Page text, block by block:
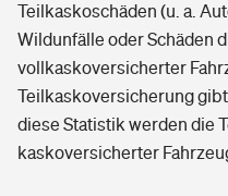
Teilkaskoschäden (u. a.
Wildunfälle oder Schäden
vollkaskoversicherter
Teilkaskoversicherung
diese Statistik werden die
kaskoversicherter